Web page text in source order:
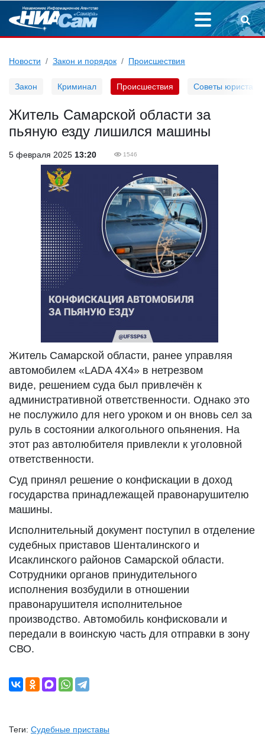
Новости Закон и порядок Происшествия
Закон Криминал Происшествия Советы юриста
Житель Самарской области за
пьяную езду лишился машины
5 февраля 2025 13:20 1546
Житель Самарской области, ранее управляя
автомобилем «LADA 4X4» в нетрезвом
виде, решением суда был привлечён к
административной ответственности. Однако это
не послужило для него уроком и он вновь сел за
руль в состоянии алкогольного опьянения. На
этот раз автолюбителя привлекли к уголовной
ответственности.
Суд принял решение о конфискации в доход
государства принадлежащей правонарушителю
машины.
Исполнительный документ поступил в отделение
судебных приставов Шенталинского и
Исаклинского районов Самарской области.
Сотрудники органов принудительного
исполнения возбудили в отношении
правонарушителя исполнительное
производство. Автомобиль конфисковали и
передали в воинскую часть для отправки в зону
СВО.
Теги: Судебные приставы